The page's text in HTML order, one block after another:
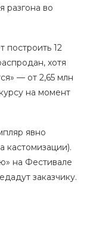
разгона во
построить 12
хотя
— от 2,65 млн
на момент
явно
кастомизации).
на Фестивале
заказчику.